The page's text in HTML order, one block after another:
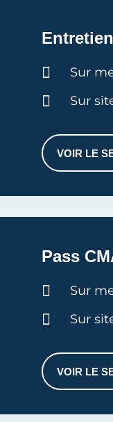
Durée
Sur
Sur
VOIR LE
Pass
Durée
Sur
Sur
VOIR LE